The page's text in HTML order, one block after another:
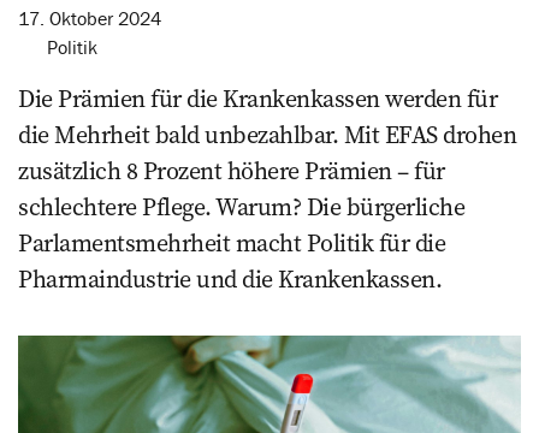
17. Oktober 2024
Politik
Die Prämien für die Krankenkassen werden für
die Mehrheit bald unbezahlbar. Mit EFAS drohen
zusätzlich 8 Prozent höhere Prämien – für
schlechtere Pflege. Warum? Die bürgerliche
Parlamentsmehrheit macht Politik für die
Pharmaindustrie und die Krankenkassen.